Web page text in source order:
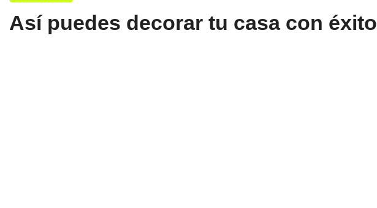
Así puedes decorar tu casa con éxito